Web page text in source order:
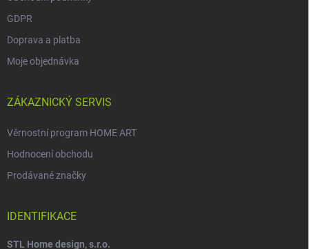
GDPR
Doprava a platba
Moje objednávka
ZÁKAZNICKÝ SERVIS
Věrnostní program HOME ART
Hodnocení obchodu
Prodávané značky
IDENTIFIKACE
STL Home design, s.r.o.